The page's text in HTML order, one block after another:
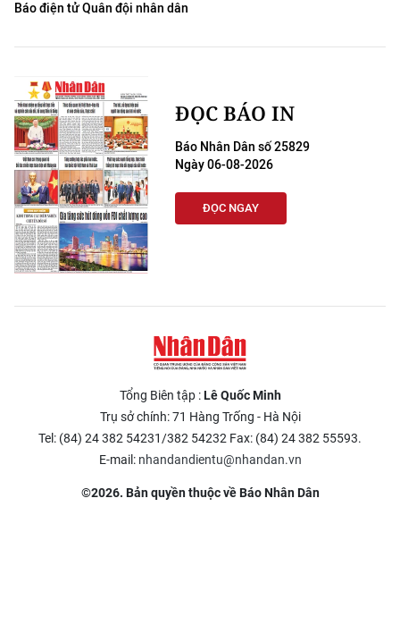
Báo điện tử Quân đội nhân dân
ĐỌC BÁO IN
Báo Nhân Dân số 25829
Ngày 06-08-2026
ĐỌC NGAY
Tổng Biên tập :Lê Quốc Minh
Trụ sở chính: 71 Hàng Trống - Hà Nội
Tel: (84) 24 382 54231/382 54232 Fax: (84) 24 382 55593.
E-mail: nhandandientu@nhandan.vn
©2026. Bản quyền thuộc về Báo Nhân Dân